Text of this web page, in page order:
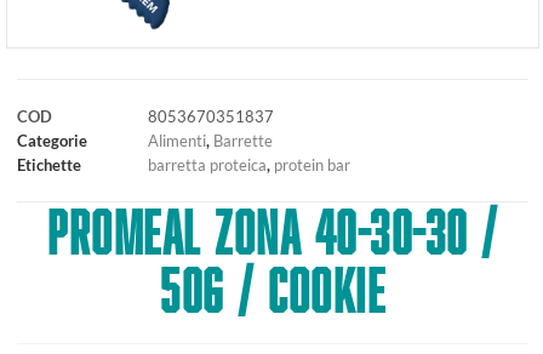
COD
8053670351837
Categorie
Alimenti, Barrette
Etichette
barretta proteica, protein bar
PROMEAL ZONA 40-30-30 /
50g / COOKIE